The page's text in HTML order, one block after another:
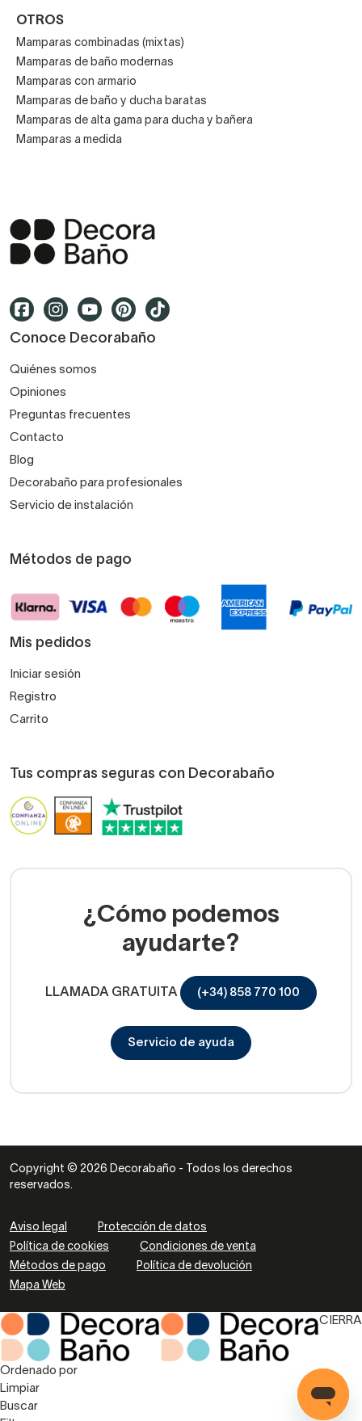
OTROS
Mamparas combinadas (mixtas)
Mamparas de baño modernas
Mamparas con armario
Mamparas de baño y ducha baratas
Mamparas de alta gama para ducha y bañera
Mamparas a medida
Conoce Decorabaño
Quiénes somos
Opiniones
Preguntas frecuentes
Contacto
Blog
Decorabaño para profesionales
Servicio de instalación
Métodos de pago
Mis pedidos
Iniciar sesión
Registro
Carrito
Tus compras seguras con Decorabaño
¿Cómo podemos
ayudarte?
LLAMADA GRATUITA (+34) 858 770 100
Servicio de ayuda
Copyright © 2026 Decorabaño - Todos los derechos
reservados.
Aviso legal
Protección de datos
Política de cookies
Condiciones de venta
Métodos de pago
Política de devolución
Mapa Web
CIERRA
Ordenado por
Limpiar
Buscar